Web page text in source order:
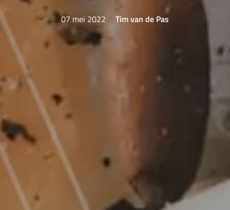
07 mei 2022 Tim van de Pas